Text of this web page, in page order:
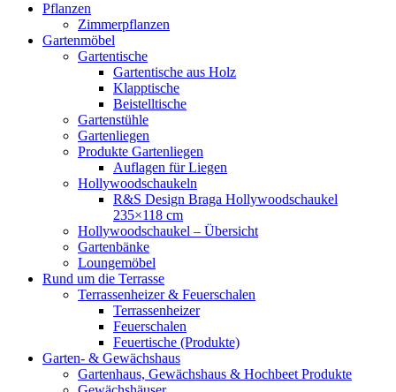
Pflanzen
Zimmerpflanzen
Gartenmöbel
Gartentische
Gartentische aus Holz
Klapptische
Beistelltische
Gartenstühle
Gartenliegen
Produkte Gartenliegen
Auflagen für Liegen
Hollywoodschaukeln
R&S Design Braga Hollywoodschaukel
235×118 cm
Hollywoodschaukel – Übersicht
Gartenbänke
Loungemöbel
Rund um die Terrasse
Terrassenheizer & Feuerschalen
Terrassenheizer
Feuerschalen
Feuertische (Produkte)
Garten- & Gewächshaus
Gartenhaus, Gewächshaus & Hochbeet Produkte